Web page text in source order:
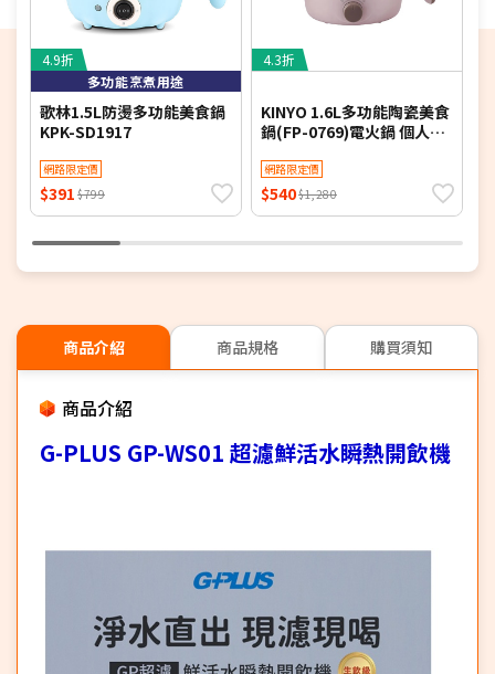
4.9折
多功能烹煮用途
歌林1.5L防燙多功能美食鍋
KPK-SD1917
網路限定價
$391 $799
4.3折
KINYO 1.6L多功能陶瓷美食
鍋(FP-0769)電火鍋 個人鍋
網路限定價
$540$1,280
商品介紹 商品規格 購買須知
商品介紹
G-PLUS GP-WS01 超濾鮮活水瞬熱開飲機